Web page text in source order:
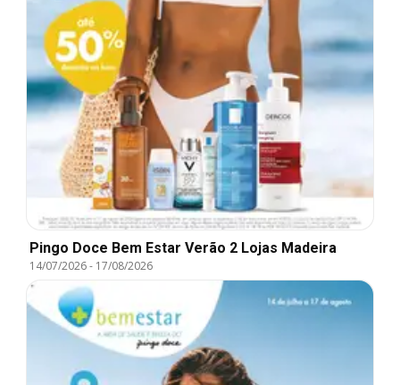
Pingo Doce Bem Estar Verão 2 Lojas Madeira
14/07/2026- 17/08/2026